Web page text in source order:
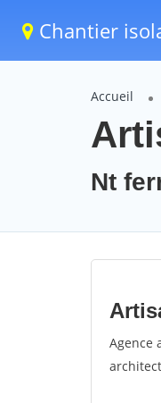
Chantier
Accueil
Nt
Agence